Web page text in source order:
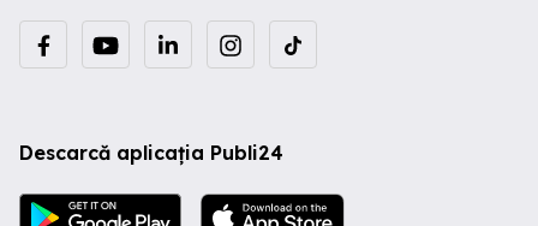
Descarcă aplicația Publi24